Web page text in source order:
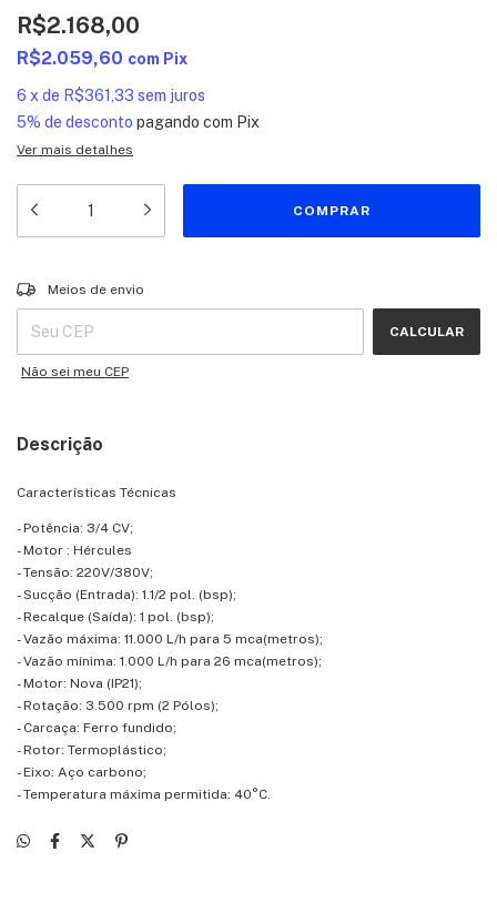
R$2.168,00
R$2.059,60 com Pix
6 x de R$361,33 sem juros
5% de desconto pagando com Pix
Ver mais detalhes
Entregas para o CEP:
Meios de envio
CALCULAR
Não sei meu CEP
Descrição
Características Técnicas
- Potência: 3/4 CV;
- Motor : Hércules
- Tensão: 220V/380V;
- Sucção (Entrada): 1.1/2 pol. (bsp);
- Recalque (Saída): 1 pol. (bsp);
- Vazão máxima: 11.000 L/h para 5 mca(metros);
- Vazão mínima: 1.000 L/h para 26 mca(metros);
- Motor: Nova (IP21);
- Rotação: 3.500 rpm (2 Pólos);
- Carcaça: Ferro fundido;
- Rotor: Termoplástico;
- Eixo: Aço carbono;
- Temperatura máxima permitida: 40°C.